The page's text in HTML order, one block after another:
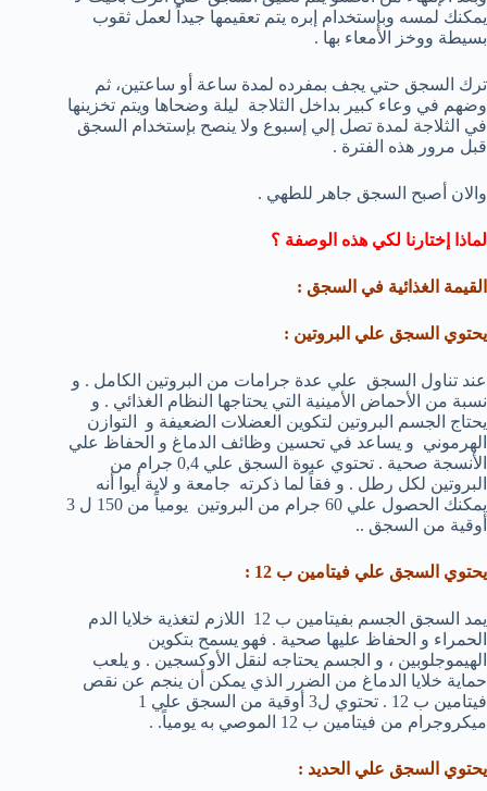
يمكنك لمسه وبإستخدام إبره يتم تعقيمها جيداً لعمل ثقوب
بسيطة ووخز الأمعاء بها .
ترك السجق حتي يجف بمفرده لمدة ساعة أو ساعتين، ثم
وضهم في وعاء كبير بداخل الثلاجة ليلة وضحاها ويتم تخزينها
في الثلاجة لمدة تصل إلي إسبوع ولا ينصح بإستخدام السجق
قبل مرور هذه الفترة .
والان أصبح السجق جاهر للطهي .
لماذا إختارنا لكي هذه الوصفة ؟
القيمة الغذائية في السجق :
يحتوي السجق علي البروتين :
عند تناول السجق علي عدة جرامات من البروتين الكامل . و
نسبة من الأحماض الأمينية التي يحتاجها النظام الغذائي . و
يحتاج الجسم البروتين لتكوين العضلات الضعيفة و التوازن
الهرموني و يساعد في تحسين وظائف الدماغ و الحفاظ علي
الأنسجة صحية . تحتوي عبوة السجق علي 0,4 جرام من
البروتين لكل رطل . و فقاً لما ذكرته جامعة و لاية أيوا أنه
يمكنك الحصول علي 60 جرام من البروتين يومياً من 150 ل 3
أوقية من السجق ..
يحتوي السجق علي فيتامين ب 12 :
يمد السجق الجسم بفيتامين ب 12 اللازم لتغذية خلايا الدم
الحمراء و الحفاظ عليها صحية . فهو يسمح بتكوين
الهيموجلوبين ، و الجسم يحتاجه لنقل الأوكسجين . و يلعب
حماية خلايا الدماغ من الضرر الذي يمكن أن ينجم عن نقص
فيتامين ب 12 . تحتوي ل3 أوقية من السجق علي 1
ميكروجرام من فيتامين ب 12 الموصي به يومياً. .
يحتوي السجق علي الحديد :